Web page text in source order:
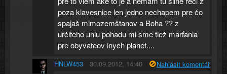
poza klavesnice len jedno nechapem pre čo
spajaš mimozemštanov a Boha ?? z
určiteho uhlu pohadu mi sme tiež marťania
pre obyvateov inych planet....
HNLW453 30.09.2012, 14:40 Nahlásit komentář